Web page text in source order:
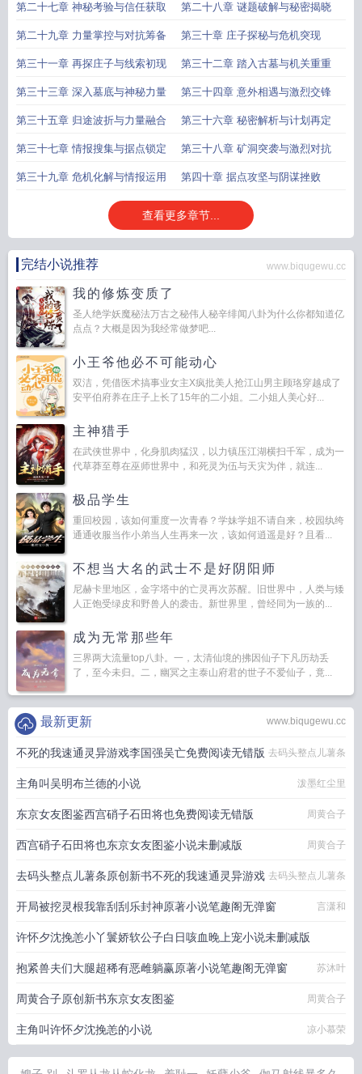
第二十七章 神秘考验与信任获取 第二十八章 谜题破解与秘密揭晓
第二十九章 力量掌控与对抗筹备 第三十章 庄子探秘与危机突现
第三十一章 再探庄子与线索初现 第三十二章 踏入古墓与机关重重
第三十三章 深入墓底与神秘力量 第三十四章 意外相遇与激烈交锋
第三十五章 归途波折与力量融合 第三十六章 秘密解析与计划再定
第三十七章 情报搜集与据点锁定 第三十八章 矿洞突袭与激烈对抗
第三十九章 危机化解与情报运用 第四十章 据点攻坚与阴谋挫败
查看更多章节...
完结小说推荐 www.biqugewu.cc
我的修炼变质了
圣人绝学妖魔秘法万古之秘伟人秘辛绯闻八卦为什么你都知道亿
点点？大概是因为我经常做梦吧...
小王爷他必不可能动心
双洁，凭借医术搞事业女主X疯批美人抢江山男主顾珞穿越成了
安平伯府养在庄子上长了15年的二小姐。二小姐人美心好...
主神猎手
在武侠世界中，化身肌肉猛汉，以力镇压江湖横扫千军，成为一
代草莽至尊在巫师世界中，和死灵为伍与天灾为伴，就连...
极品学生
重回校园，该如何重度一次青春？学妹学姐不请自来，校园纨绔
通通收服当作小弟当人生再来一次，该如何逍遥是好？且看...
不想当大名的武士不是好阴阳师
尼赫卡里地区，金字塔中的亡灵再次苏醒。旧世界中，人类与矮
人正饱受绿皮和野兽人的袭击。新世界里，曾经同为一族的...
成为无常那些年
三界两大流量top八卦。一，太清仙境的拂因仙子下凡历劫丢
了，至今未归。二，幽冥之主泰山府君的世子不爱仙子，竟...
www.biqugewu.cc
最新更新
不死的我速通灵异游戏李国强吴亡免费阅读无错版 去码头整点儿薯条
主角叫吴明布兰德的小说 泼墨红尘里
东京女友图鉴西宫硝子石田将也免费阅读无错版 周黄合子
西宫硝子石田将也东京女友图鉴小说未删减版 周黄合子
去码头整点儿薯条原创新书不死的我速通灵异游戏 去码头整点儿薯条
开局被挖灵根我靠刮刮乐封神原著小说笔趣阁无弹窗 言潇和
许怀夕沈挽恙小丫鬟娇软公子白日咳血晚上宠小说未删减版
凉小慕荣
抱紧兽夫们大腿超稀有恶雌躺赢原著小说笔趣阁无弹窗 苏沐叶
周黄合子原创新书东京女友图鉴 周黄合子
主角叫许怀夕沈挽恙的小说 凉小慕荣